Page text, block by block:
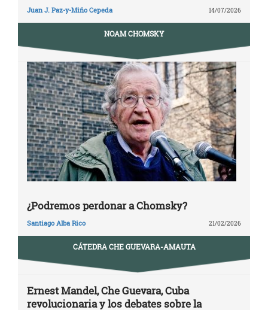
Juan J. Paz-y-Miño Cepeda 14/07/2026
NOAM CHOMSKY
¿Podremos perdonar a Chomsky?
Santiago Alba Rico 21/02/2026
CÁTEDRA CHE GUEVARA-AMAUTA
Ernest Mandel, Che Guevara, Cuba
revolucionaria y los debates sobre la